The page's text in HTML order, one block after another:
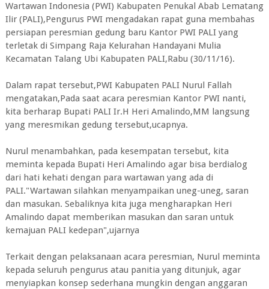
Wartawan Indonesia (PWI) Kabupaten Penukal Abab Lematang
Ilir (PALI),Pengurus PWI mengadakan rapat guna membahas
persiapan peresmian gedung baru Kantor PWI PALI yang
terletak di Simpang Raja Kelurahan Handayani Mulia
Kecamatan Talang Ubi Kabupaten PALI,Rabu (30/11/16).
Dalam rapat tersebut,PWI Kabupaten PALI Nurul Fallah
mengatakan,Pada saat acara peresmian Kantor PWI nanti,
kita berharap Bupati PALI Ir.H Heri Amalindo,MM langsung
yang meresmikan gedung tersebut,ucapnya.
Nurul menambahkan, pada kesempatan tersebut, kita
meminta kepada Bupati Heri Amalindo agar bisa berdialog
dari hati kehati dengan para wartawan yang ada di
PALI."Wartawan silahkan menyampaikan uneg-uneg, saran
dan masukan. Sebaliknya kita juga mengharapkan Heri
Amalindo dapat memberikan masukan dan saran untuk
kemajuan PALI kedepan",ujarnya
Terkait dengan pelaksanaan acara peresmian, Nurul meminta
kepada seluruh pengurus atau panitia yang ditunjuk, agar
menyiapkan konsep sederhana mungkin dengan anggaran